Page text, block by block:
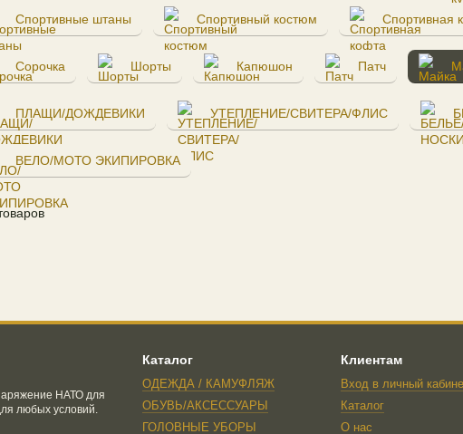
Спортивные штаны Спортивный костюм Спортивная
Сорочка Шорты Капюшон Патч
ПЛАЩИ/ДОЖДЕВИКИ УТЕПЛЕНИЕ/СВИТЕРА/ФЛИС
ВЕЛО/МОТО ЭКИПИРОВКА
НАТО для
любых условий.
Каталог
ОДЕЖДА / КАМУФЛЯЖ
ОБУВЬ/АКСЕССУАРЫ
ГОЛОВНЫЕ УБОРЫ
Клиентам
Вход в личный
Каталог
О нас